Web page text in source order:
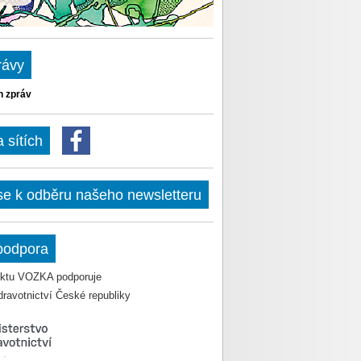
zpráv
sítích
k odběru našeho newsletteru
VOZKA podporuje
České republiky